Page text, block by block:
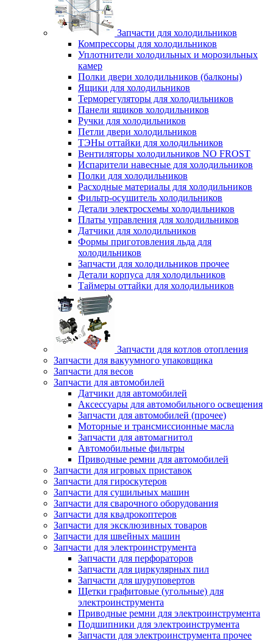
Запчасти для холодильников
Компрессоры для холодильников
Уплотнители холодильных и морозильных
камер
Полки двери холодильников (балконы)
Ящики для холодильников
Терморегуляторы для холодильников
Панели ящиков холодильников
Ручки для холодильников
Петли двери холодильников
ТЭНы оттайки для холодильников
Вентиляторы холодильников NO FROST
Испарители навесные для холодильников
Полки для холодильников
Расходные материалы для холодильников
Фильтр-осушитель холодильников
Детали электросхемы холодильников
Платы управления для холодильников
Датчики для холодильников
Формы приготовления льда для
холодильников
Запчасти для холодильников прочее
Детали корпуса для холодильников
Таймеры оттайки для холодильников
Запчасти для котлов отопления
Запчасти для вакуумного упаковщика
Запчасти для весов
Запчасти для автомобилей
Датчики для автомобилей
Аксессуары для автомобильного освещения
Запчасти для автомобилей (прочее)
Моторные и трансмиссионные масла
Запчасти для автомагнитол
Автомобильные фильтры
Приводные ремни для автомобилей
Запчасти для игровых приставок
Запчасти для гироскутеров
Запчасти для сушильных машин
Запчасти для сварочного оборудования
Запчасти для квадрокоптеров
Запчасти для эксклюзивных товаров
Запчасти для швейных машин
Запчасти для электроинструмента
Запчасти для перфораторов
Запчасти для циркулярных пил
Запчасти для шуруповертов
Щетки графитовые (угольные) для
электроинструмента
Приводные ремни для электроинструмента
Подшипники для электроинструмента
Запчасти для электроинструмента прочее